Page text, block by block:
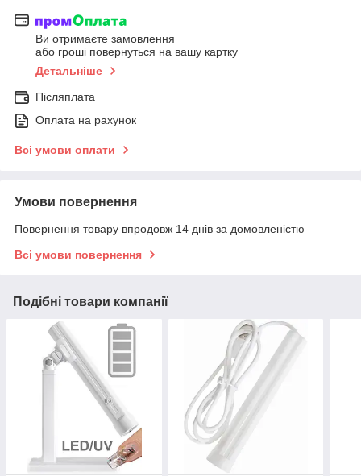
Ви отримаєте замовлення
або гроші повернуться на вашу картку
Детальніше
Післяплата
Оплата на рахунок
Всі умови оплати
Умови повернення
Повернення товару впродовж 14 днів за домовленістю
Всі умови повернення
Подібні товари компанії